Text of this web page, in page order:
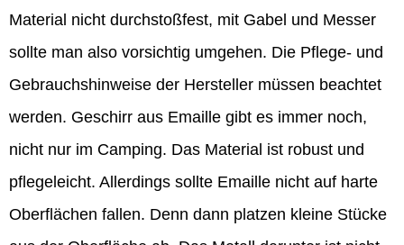
Material nicht durchstoßfest, mit Gabel und Messer
sollte man also vorsichtig umgehen. Die Pflege- und
Gebrauchshinweise der Hersteller müssen beachtet
werden. Geschirr aus Emaille gibt es immer noch,
nicht nur im Camping. Das Material ist robust und
pflegeleicht. Allerdings sollte Emaille nicht auf harte
Oberflächen fallen. Denn dann platzen kleine Stücke